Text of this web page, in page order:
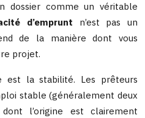
dossier comme un véritable
d’emprunt n’est pas un
de la manière dont vous
projet.
est la stabilité. Les prêteurs
stable (généralement deux
l’origine est clairement